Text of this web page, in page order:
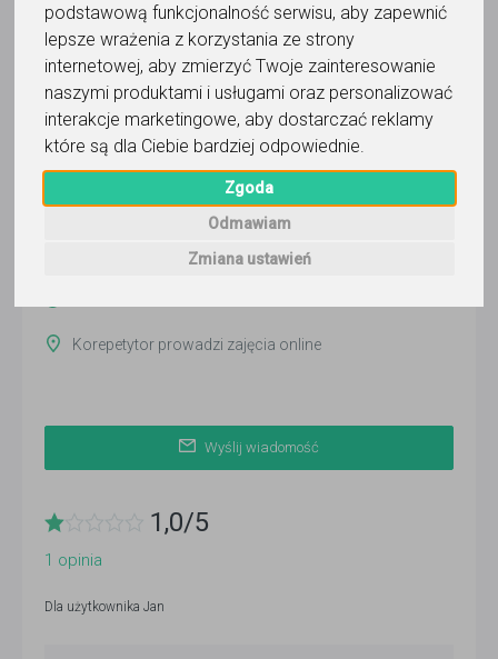
podstawową funkcjonalność serwisu, aby zapewnić
lepsze wrażenia z korzystania ze strony
internetowej, aby zmierzyć Twoje zainteresowanie
naszymi produktami i usługami oraz personalizować
interakcje marketingowe, aby dostarczać reklamy
które są dla Ciebie bardziej odpowiednie
Zgoda
Odmawiam
Zmiana ustawień
Jan
Korepetytor prowadzi zajęcia online
Wyślij wiadomość
1,0/5
1 opinia
Dla użytkownika Jan